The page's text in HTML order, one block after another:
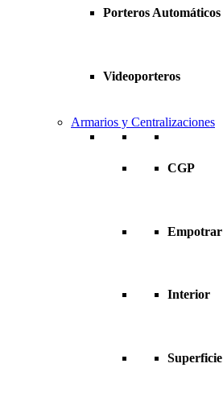
Porteros Automáticos
Videoporteros
Armarios y Centralizaciones
CGP
Empotrar
Interior
Superficie